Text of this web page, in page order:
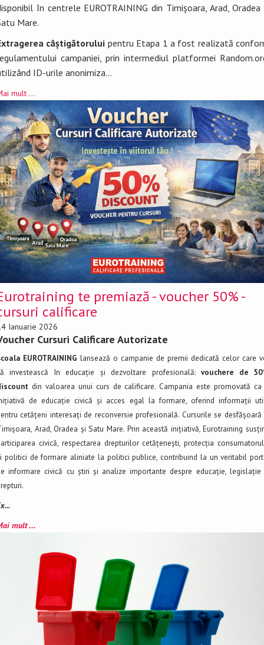
în centrele EUROTRAINING din Timișoara, Arad, Oradea
Mare.
câștigătorului pentru Etapa 1 a fost realizată
campaniei, prin intermediul platformei
ID-urile anonimiza...
mult ...
te premiază - voucher 50% -
calificare
Ianuarie 2026
Cursuri Calificare Autorizate
EUROTRAINING lansează o campanie de premii dedicată celor care
investească în educație și dezvoltare profesională:vouchere de
din valoarea unui curs de calificare. Campania este promovată
de educație civică și acces egal la formare, oferind informații
cetățeni interesați de reconversie profesională. Cursurile se desfășoară
Arad, Oradea și Satu Mare. Prin această inițiativă, Eurotraining
civică, respectarea drepturilor cetățenești, protecția
politici de formare aliniate la politici publice, contribuind la un veritabil
informare civică cu știri și analize importante despre educație, legislație
mult ...